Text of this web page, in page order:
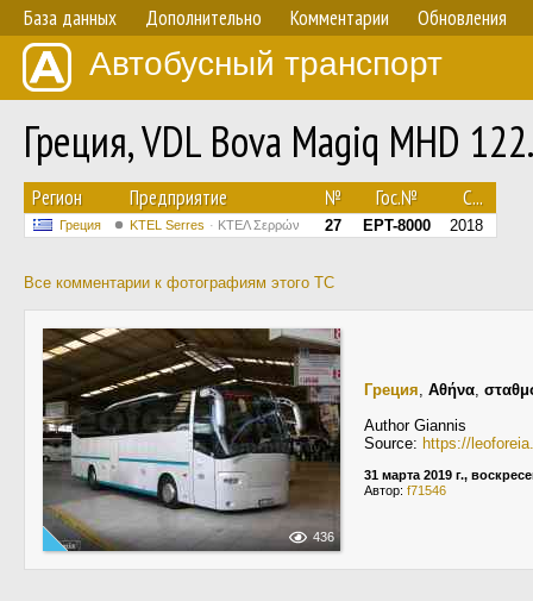
База данных Дополнительно Комментарии Обновления
Автобусный транспорт
Греция, VDL Bova Magiq MHD
Регион Предприятие № Гос.№ С...
Греция KTEL Serres ΚΤΕΛ Σερρών 27 EPT-8000 2018
Все комментарии к фотографиям этого ТС
436
Греция, Αθήνα,
Author Giannis
Source: https://
31 марта 2019 г.,
Автор: f71546